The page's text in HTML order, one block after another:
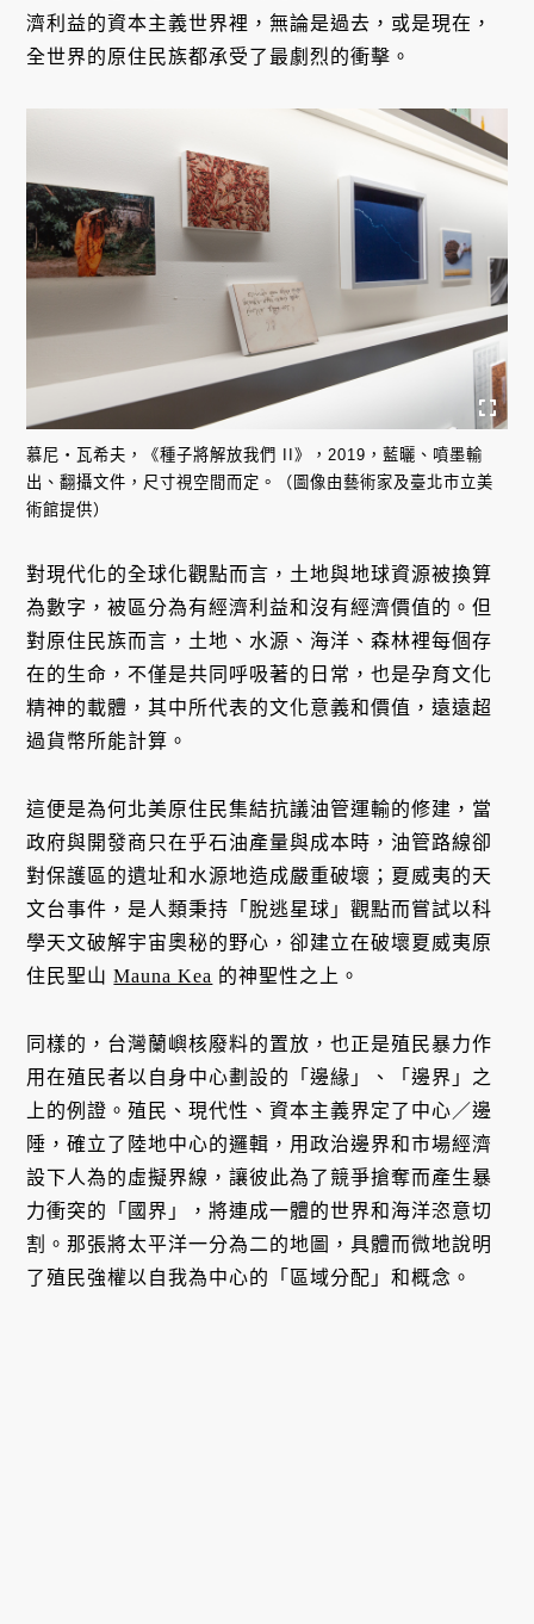
濟利益的資本主義世界裡，無論是過去，或是現在，
全世界的原住民族都承受了最劇烈的衝擊。
慕尼・瓦希夫，《種子將解放我們 II》，2019，藍曬、噴墨輸
出、翻攝文件，尺寸視空間而定。（圖像由藝術家及臺北市立美
術館提供）
對現代化的全球化觀點而言，土地與地球資源被換算
為數字，被區分為有經濟利益和沒有經濟價值的。但
對原住民族而言，土地、水源、海洋、森林裡每個存
在的生命，不僅是共同呼吸著的日常，也是孕育文化
精神的載體，其中所代表的文化意義和價值，遠遠超
過貨幣所能計算。
這便是為何北美原住民集結抗議油管運輸的修建，當
政府與開發商只在乎石油產量與成本時，油管路線卻
對保護區的遺址和水源地造成嚴重破壞；夏威夷的天
文台事件，是人類秉持「脫逃星球」觀點而嘗試以科
學天文破解宇宙奧秘的野心，卻建立在破壞夏威夷原
住民聖山Mauna Kea 的神聖性之上。
同樣的，台灣蘭嶼核廢料的置放，也正是殖民暴力作
用在殖民者以自身中心劃設的「邊緣」、「邊界」之
上的例證。殖民、現代性、資本主義界定了中心／邊
陲，確立了陸地中心的邏輯，用政治邊界和市場經濟
設下人為的虛擬界線，讓彼此為了競爭搶奪而產生暴
力衝突的「國界」，將連成一體的世界和海洋恣意切
割。那張將太平洋一分為二的地圖，具體而微地說明
了殖民強權以自我為中心的「區域分配」和概念。